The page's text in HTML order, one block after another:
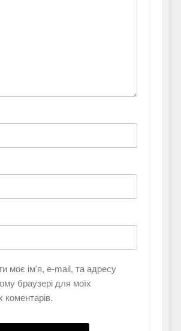
моє ім'я, e-mail, та адресу
браузері для моїх